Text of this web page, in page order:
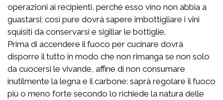
operazioni ai recipienti, perché esso vino non abbia a
guastarsi; così pure dovrà sapere imbottigliare i vini
squisiti da conservarsi e sigillar le bottiglie.
Prima di accendere il fuoco per cucinare dovrà
disporre il tutto in modo che non rimanga se non solo
da cuocersi le vivande, affine di non consumare
inutilmente la legna e il carbone: saprà regolare il fuoco
più o meno forte secondo lo richiede la natura delle